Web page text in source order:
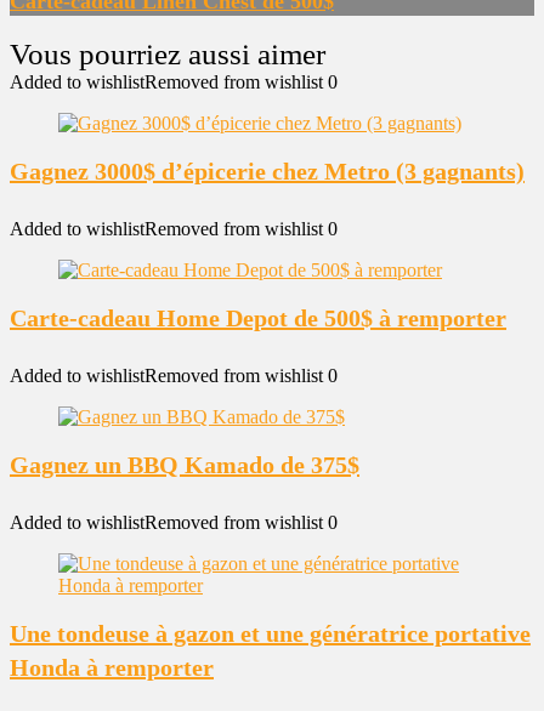
Added to wishlistRemoved from wishlist 0
Gagnez 3000$ d’épicerie chez Metro (3 gagnants)
Added to wishlistRemoved from wishlist 0
Carte-cadeau Home Depot de 500$ à remporter
Added to wishlistRemoved from wishlist 0
Gagnez un BBQ Kamado de 375$
Added to wishlistRemoved from wishlist 0
Une tondeuse à gazon et une génératrice portative
Honda à remporter